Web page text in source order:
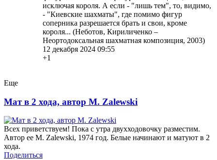
исключая короля. А если - "лишь тем", то, видимо,
- "Киевские шахматы", где помимо фигур
соперника разрешается брать и свои, кроме
короля... (Неботов, Кириличенко –
Неортодоксальная шахматная композиция, 2003)
12 декабря 2024 09:55
+1
Еще
Мат в 2 хода, автор M. Zalewski
Всех приветствуем! Пока с утра двухходовочку разместим.
Автор ее M. Zalewski, 1974 год. Белые начинают и матуют в 2
хода.
Поделиться